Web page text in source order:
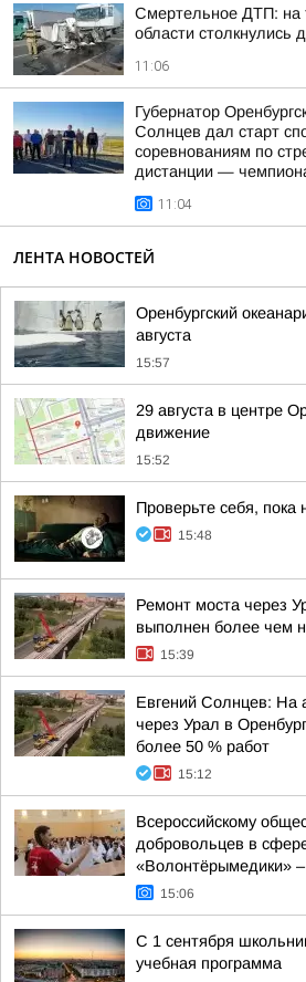
Смертельное ДТП: на
области столкнулись
11:06
Губернатор
Солнцев дал старт
соревнованиям по
дистанции —
11:04
ЛЕНТА НОВОСТЕЙ
Оренбургский
августа
15:57
29 августа в центре
движение
15:52
Проверьте себя, пока
15:48
Ремонт моста через
выполнен более чем
15:39
Евгений Солнцев: На
через Урал в
более 50 % работ
15:12
Всероссийскому
добровольцев в
«Волонтёрымедики»
15:06
С 1 сентября
учебная программа